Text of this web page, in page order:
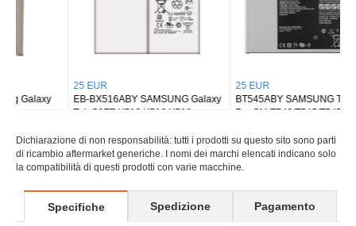
EB-BX516ABY SAMSUNG Galaxy
Tab S9FE X510 X516 X518
BT545ABY SAMSUNG Tab Active
Pro SM-T540/T545/T547
Dichiarazione di non responsabilità: tutti i prodotti su questo sito sono parti
di ricambio aftermarket generiche. I nomi dei marchi elencati indicano solo
la compatibilità di questi prodotti con varie macchine.
Specifiche Spedizione Pagamento